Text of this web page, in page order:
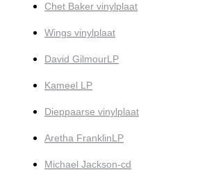
Chet Baker vinylplaat
Wings vinylplaat
David GilmourLP
Kameel LP
Dieppaarse vinylplaat
Aretha FranklinLP
Michael Jackson-cd